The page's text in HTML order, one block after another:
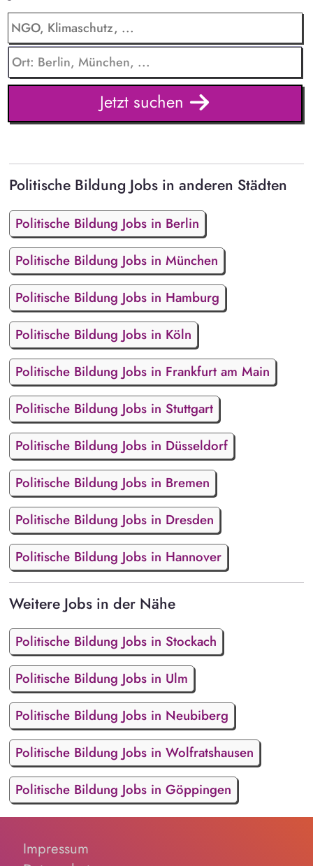
Jetzt suchen
Politische Bildung Jobs in anderen Städten
Politische Bildung Jobs in Berlin
Politische Bildung Jobs in München
Politische Bildung Jobs in Hamburg
Politische Bildung Jobs in Köln
Politische Bildung Jobs in Frankfurt am Main
Politische Bildung Jobs in Stuttgart
Politische Bildung Jobs in Düsseldorf
Politische Bildung Jobs in Bremen
Politische Bildung Jobs in Dresden
Politische Bildung Jobs in Hannover
Weitere Jobs in der Nähe
Politische Bildung Jobs in Stockach
Politische Bildung Jobs in Ulm
Politische Bildung Jobs in Neubiberg
Politische Bildung Jobs in Wolfratshausen
Politische Bildung Jobs in Göppingen
Impressum